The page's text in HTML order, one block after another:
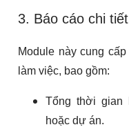
3. Báo cáo chi
Module này cung
làm việc, bao gồm:
Tổng thời gian
hoặc dự án.